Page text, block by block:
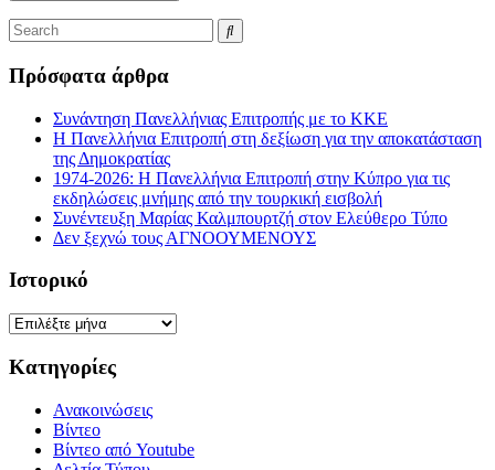
Πρόσφατα άρθρα
Συνάντηση Πανελλήνιας Επιτροπής με το ΚΚΕ
Η Πανελλήνια Επιτροπή στη δεξίωση για την αποκατάσταση
της Δημοκρατίας
1974-2026: Η Πανελλήνια Επιτροπή στην Κύπρο για τις
εκδηλώσεις μνήμης από την τουρκική εισβολή
Συνέντευξη Μαρίας Καλμπουρτζή στον Ελεύθερο Τύπο
Δεν ξεχνώ τους ΑΓΝΟΟΥΜΕΝΟΥΣ
Ιστορικό
Ιστορικό
Kατηγορίες
Ανακοινώσεις
Βίντεο
Βίντεο από Youtube